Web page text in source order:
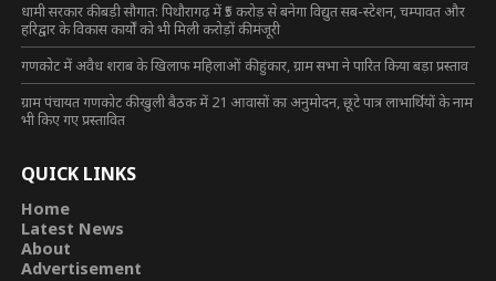
धामी सरकार की बड़ी सौगात: पिथौरागढ़ में ₹5 करोड़ से बनेगा विद्युत सब-स्टेशन, चम्पावत और
हरिद्वार के विकास कार्यों को भी मिली करोड़ों की मंजूरी
गणकोट में अवैध शराब के खिलाफ महिलाओं की हुंकार, ग्राम सभा ने पारित किया बड़ा प्रस्ताव
ग्राम पंचायत गणकोट की खुली बैठक में 21 आवासों का अनुमोदन, छूटे पात्र लाभार्थियों के नाम
भी किए गए प्रस्तावित
QUICK LINKS
Home
Latest News
About
Advertisement